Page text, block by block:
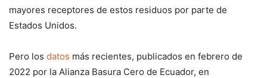
mayores receptores de estos residuos por parte de
Estados Unidos.
Pero los datos más recientes, publicados en febrero de
2022 por la Alianza Basura Cero de Ecuador, en